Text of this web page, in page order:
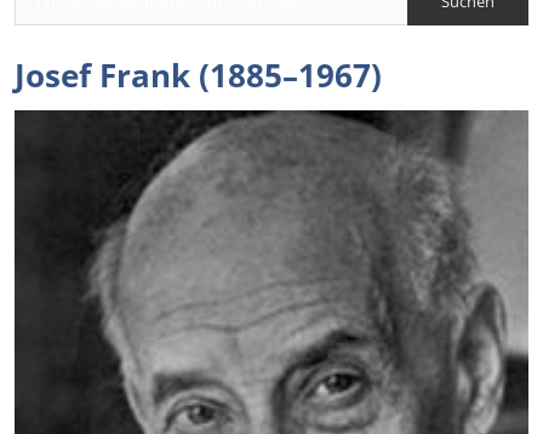
Josef Frank (1885–1967)